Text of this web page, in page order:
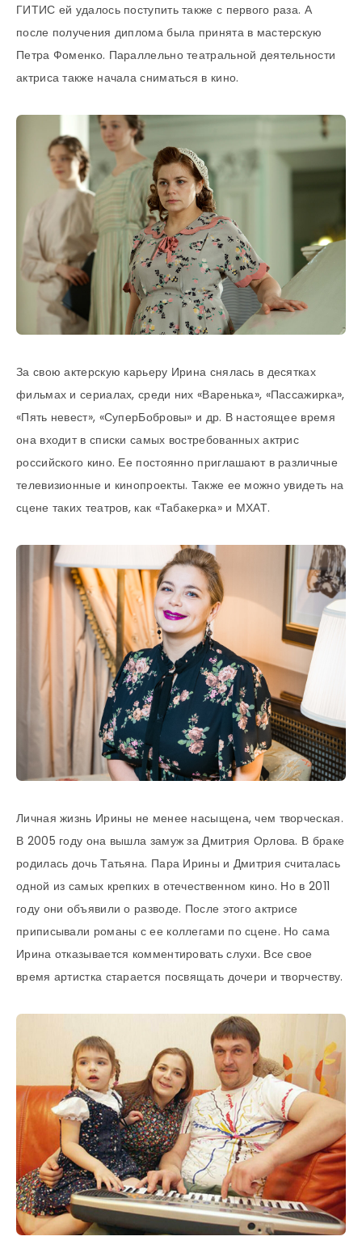
ГИТИС ей удалось поступить также с первого раза. А
после получения диплома была принята в мастерскую
Петра Фоменко. Параллельно театральной деятельности
актриса также начала сниматься в кино.
За свою актерскую карьеру Ирина снялась в десятках
фильмах и сериалах, среди них «Варенька», «Пассажирка»,
«Пять невест», «СуперБобровы» и др. В настоящее время
она входит в списки самых востребованных актрис
российского кино. Ее постоянно приглашают в различные
телевизионные и кинопроекты. Также ее можно увидеть на
сцене таких театров, как «Табакерка» и МХАТ.
Личная жизнь Ирины не менее насыщена, чем творческая.
В 2005 году она вышла замуж за Дмитрия Орлова. В браке
родилась дочь Татьяна. Пара Ирины и Дмитрия считалась
одной из самых крепких в отечественном кино. Но в 2011
году они объявили о разводе. После этого актрисе
приписывали романы с ее коллегами по сцене. Но сама
Ирина отказывается комментировать слухи. Все свое
время артистка старается посвящать дочери и творчеству.